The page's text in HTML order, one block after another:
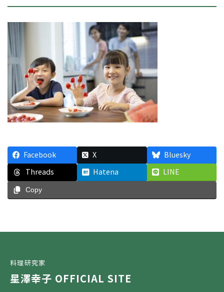
Facebook X
Bluesky
Threads
Hatena LINE
Copy
料理研究家
星澤幸子 OFFICIAL SITE